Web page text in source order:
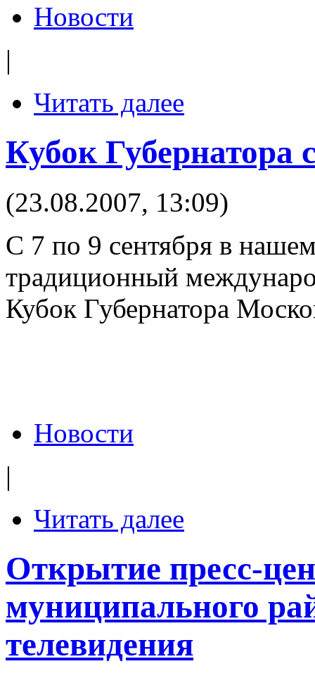
Новости
|
Читать далее
Кубок Губернатора
(23.08.2007, 13:09)
C 7 по 9 cентября в
традиционный
Кубок Губернатора
Новости
|
Читать далее
Открытие пресс-
муниципального
телевидения